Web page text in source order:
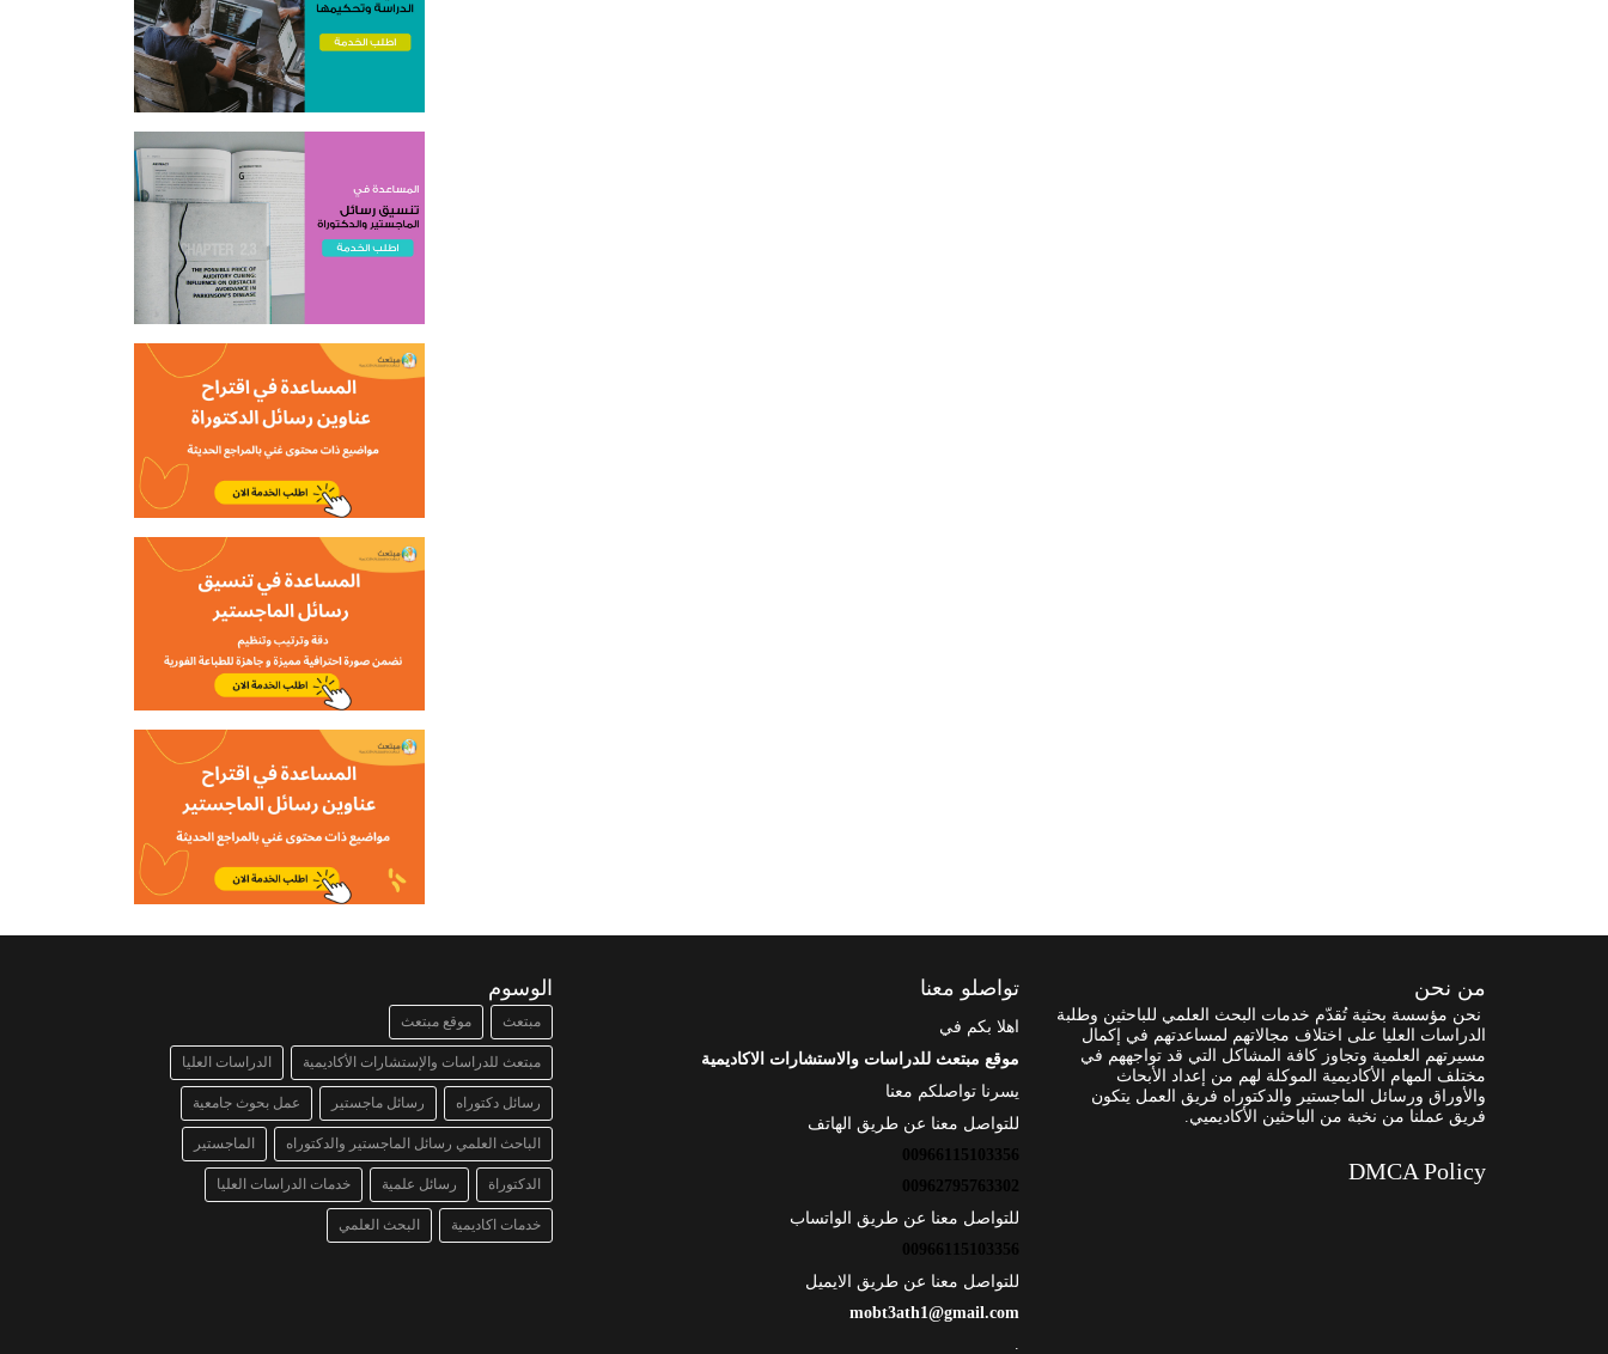
من نحن
نحن مؤسسة بحثية تُقدّم خدمات البحث العلمي للباحثين وطلبة
الدراسات العليا على اختلاف مجالاتهم لمساعدتهم في إكمال
مسيرتهم العلمية وتجاوز كافة المشاكل التي قد تواجههم في
مختلف المهام الأكاديمية الموكلة لهم من إعداد الأبحاث
والأوراق ورسائل الماجستير والدكتوراه فريق العمل يتكون
فريق عملنا من نخبة من الباحثين الأكاديميي.
DMCA Policy
تواصلو معنا
اهلا بكم في
موقع مبتعث للدراسات والاستشارات الاكاديمية
يسرنا تواصلكم معنا
للتواصل معنا عن طريق الهاتف
00966115103356
00962795763302
للتواصل معنا عن طريق الواتساب
00966115103356
للتواصل معنا عن طريق الايميل
mobt3ath1@gmail.com
الوسوم
مبتعث موقع مبتعث
مبتعث للدراسات والإستشارات الأكاديمية الدراسات العليا
رسائل دكتوراه رسائل ماجستير عمل بحوث جامعية
الباحث العلمي رسائل الماجستير والدكتوراه الماجستير
الدكتوراة رسائل علمية خدمات الدراسات العليا
خدمات اكاديمية البحث العلمي